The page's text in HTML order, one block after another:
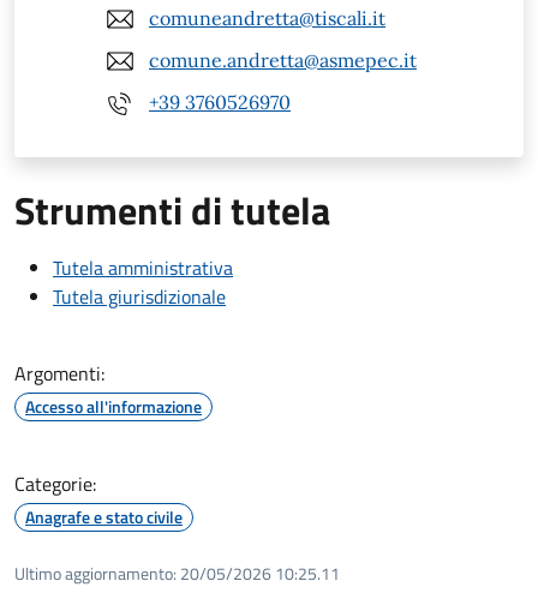
comuneandretta@tiscali.it
comune.andretta@asmepec.it
+39 3760526970
Strumenti di tutela
Tutela amministrativa
Tutela giurisdizionale
Argomenti:
Accesso all'informazione
Categorie:
Anagrafe e stato civile
Ultimo aggiornamento: 20/05/2026 10:25.11